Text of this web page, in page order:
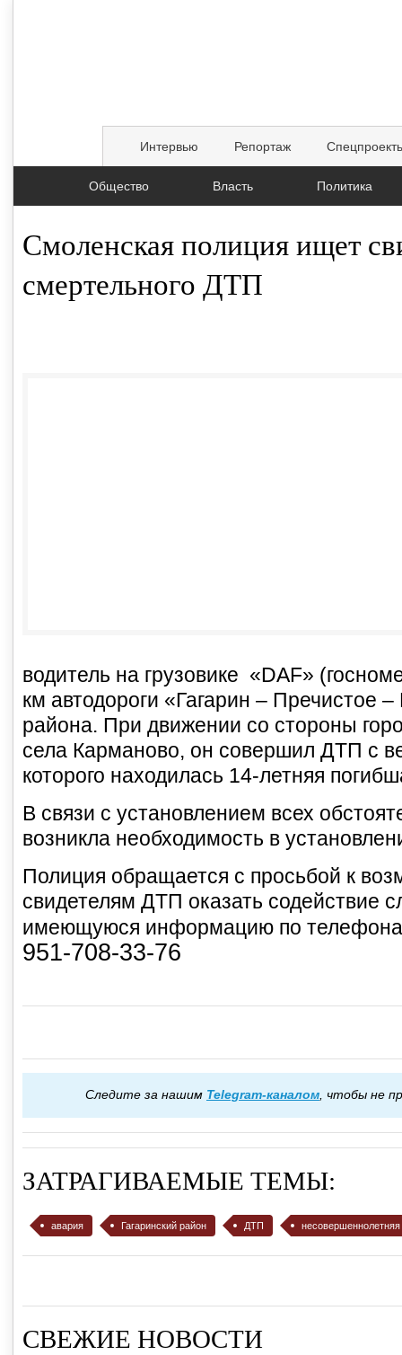
Интервью Репортаж
Общество Власть Политика
Смоленская полиция ищет
смертельного ДТП
водитель на грузовике «DAF»
км автодороги «Гагарин – Пречистое
района. При движении со стороны
села Карманово, он совершил ДТП с
которого находилась 14-летняя
В связи с установлением всех
возникла необходимость в
Полиция обращается с просьбой к
свидетелям ДТП оказать содействие
имеющуюся информацию по
951-708-33-76
Следите за нашим Telegram-каналом , чтобы не
ЗАТРАГИВАЕМЫЕ ТЕМЫ:
авария Гагаринский район ДТП несовершеннолетняя
СВЕЖИЕ НОВОСТИ